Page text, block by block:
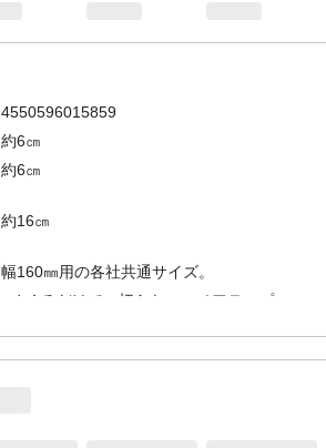
4550596015859
約6㎝
約6㎝
約16㎝
幅160㎜用の各社共通サイズ。
●めくるだけで、切らないスペアテープ。●